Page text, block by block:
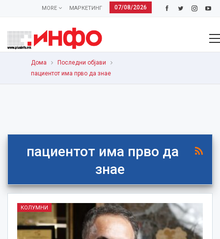
07/08/2026
МАРКЕТИНГ
MORE
Дома
Последни објави
пациентот има прво да знае
пациентот има прво да
знае
КОЛУМНИ